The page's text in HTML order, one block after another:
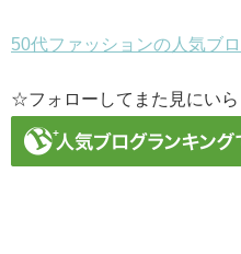
50代ファッションの人気ブ
☆フォローしてまた見にいら